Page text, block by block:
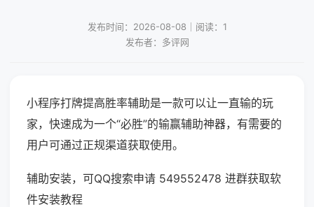
发布时间：2026-08-08｜阅读：1
发布者：多评网
小程序打牌提高胜率辅助是一款可以让一直输的玩
家，快速成为一个“必胜”的输赢辅助神器，有需要的
用户可通过正规渠道获取使用。
辅助安装，可QQ搜索申请 549552478 进群获取软
件安装教程